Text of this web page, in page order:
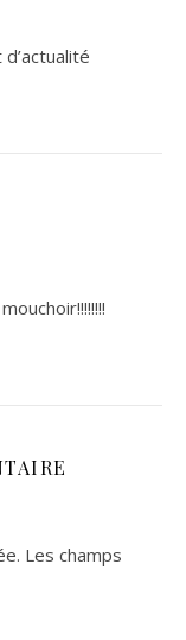
d’actualité
Les champs